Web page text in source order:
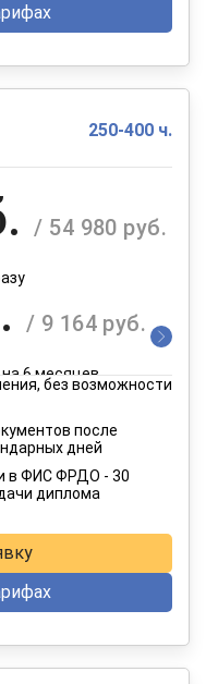
250-400 ч.
/ 54 980 руб.
/ 9 164 руб.
6 месяцев
12 месяцев
без возможности
после
дней
в ФИС ФРДО - 30
диплома